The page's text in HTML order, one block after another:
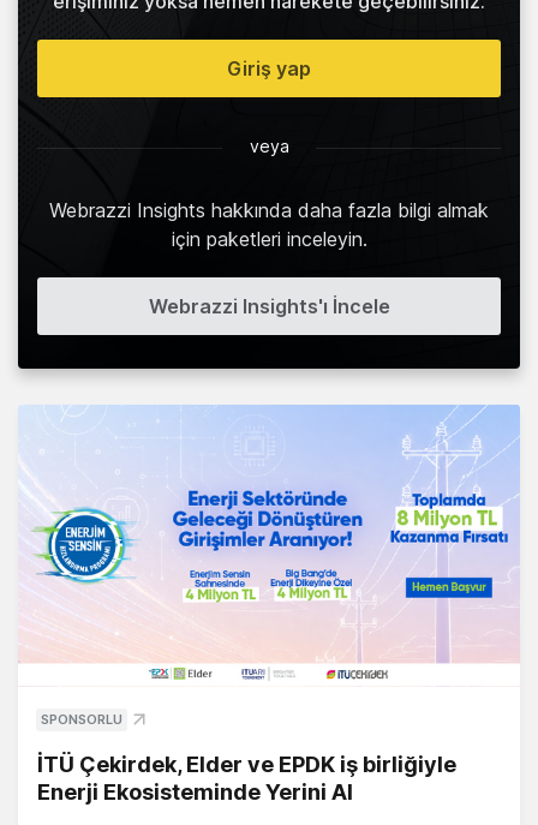
Giriş yap
veya
Webrazzi Insights hakkında daha fazla bilgi almak
için paketleri inceleyin.
Webrazzi Insights'ı İncele
SPONSORLU
İTÜ Çekirdek, Elder ve EPDK iş birliğiyle
Enerji Ekosisteminde Yerini Al